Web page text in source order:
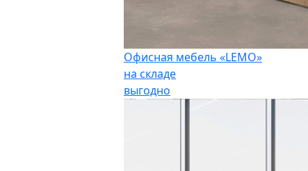
Офисная мебель «LEMO»
на складе
выгодно